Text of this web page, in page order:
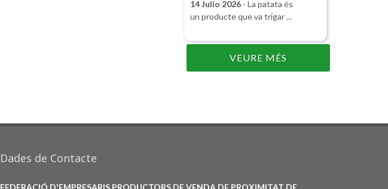
14 Julio 2026 - La patata és
un producte que va trigar ...
VEURE MÉS
Dades de Contacte
FEDERACIÓ D'EMPRESARIS PRODUCTORS DE VENDA DE PROXIMITAT DE